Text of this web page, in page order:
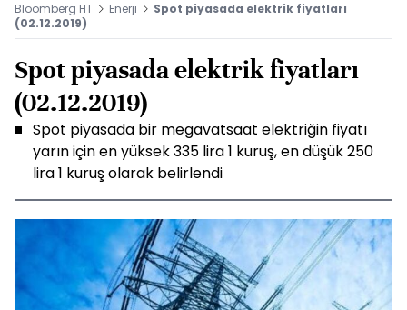
Bloomberg HT Enerji
Spot piyasada elektrik fiyatları
(02.12.2019)
Spot piyasada elektrik fiyatları
(02.12.2019)
Spot piyasada bir megavatsaat elektriğin fiyatı
yarın için en yüksek 335 lira 1 kuruş, en düşük 250
lira 1 kuruş olarak belirlendi